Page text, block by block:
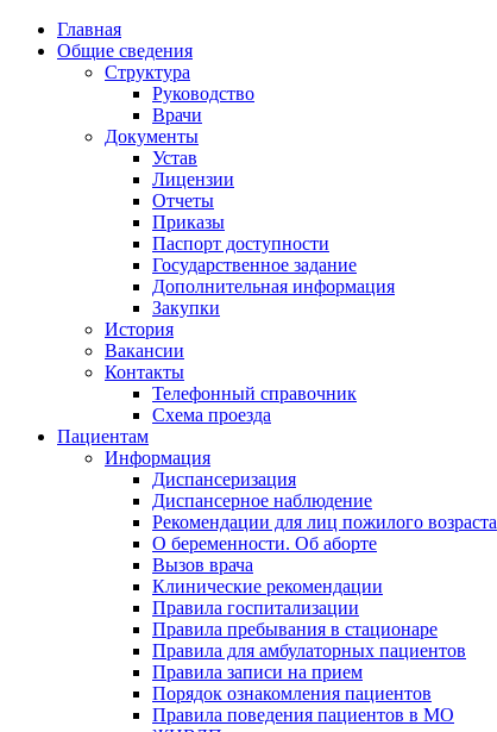
Главная
Общие сведения
Структура
Руководство
Врачи
Документы
Устав
Лицензии
Отчеты
Приказы
Паспорт доступности
Государственное задание
Дополнительная информация
Закупки
История
Вакансии
Контакты
Телефонный справочник
Схема проезда
Пациентам
Информация
Диспансеризация
Диспансерное наблюдение
Рекомендации для лиц пожилого возраста
О беременности. Об аборте
Вызов врача
Клинические рекомендации
Правила госпитализации
Правила пребывания в стационаре
Правила для амбулаторных пациентов
Правила записи на прием
Порядок ознакомления пациентов
Правила поведения пациентов в МО